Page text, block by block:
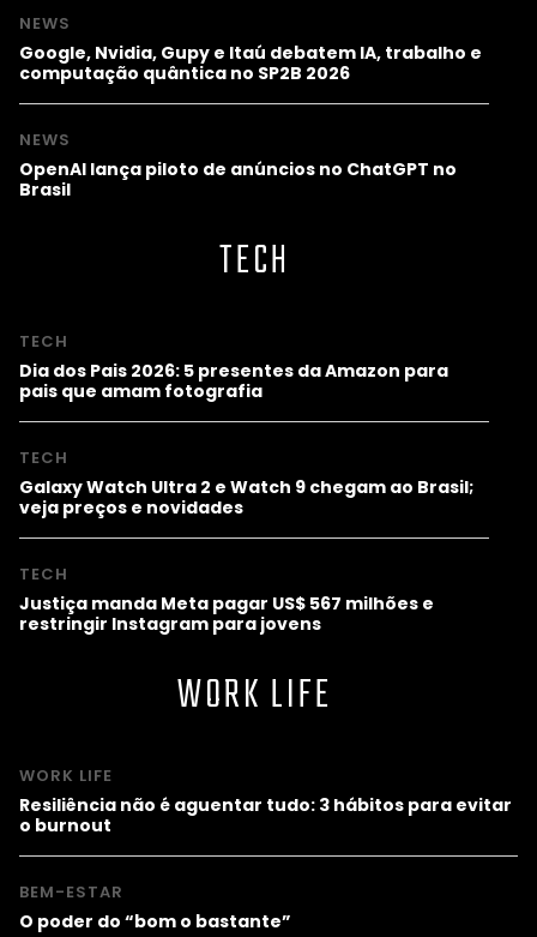
NEWS
Google, Nvidia, Gupy e Itaú debatem IA, trabalho e
computação quântica no SP2B 2026
NEWS
OpenAI lança piloto de anúncios no ChatGPT no
Brasil
TECH
TECH
Dia dos Pais 2026: 5 presentes da Amazon para
pais que amam fotografia
TECH
Galaxy Watch Ultra 2 e Watch 9 chegam ao Brasil;
veja preços e novidades
TECH
Justiça manda Meta pagar US$ 567 milhões e
restringir Instagram para jovens
WORK LIFE
WORK LIFE
Resiliência não é aguentar tudo: 3 hábitos para evitar
o burnout
BEM-ESTAR
O poder do “bom o bastante”